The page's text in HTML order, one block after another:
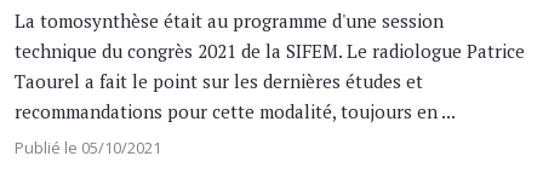
La tomosynthèse était au programme d'une session
technique du congrès 2021 de la SIFEM. Le radiologue Patrice
Taourel a fait le point sur les dernières études et
recommandations pour cette modalité, toujours en ...
Publié le 05/10/2021